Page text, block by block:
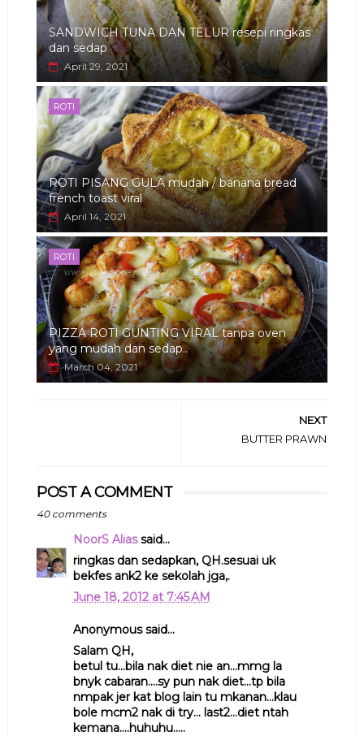
SANDWICH TUNA DAN TELUR resepi ringkas
dan sedap
April 29, 2021
ROTI
ROTI PISANG GULA mudah / banana bread
french toast viral
April 14, 2021
ROTI
PIZZA ROTI GUNTING VIRAL tanpa oven
yang mudah dan sedap..
March 04, 2021
NEXT
BUTTER PRAWN
POST A COMMENT
40 comments
NoorS Aliassaid...
ringkas dan sedapkan, QH.sesuai uk
bekfes ank2 ke sekolah jga,.
June 18, 2012 at 7:45 AM
Anonymous said...
Salam QH,
betul tu...bila nak diet nie an...mmg la
bnyk cabaran....sy pun nak diet...tp bila
nmpak jer kat blog lain tu mkanan...klau
bole mcm2 nak di try... last2...diet ntah
kemana....huhuhu.....